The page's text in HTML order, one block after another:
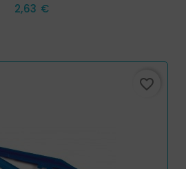
Prix
2,63 €
favorite_border